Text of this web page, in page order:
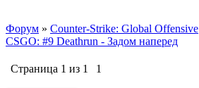
Форум » Counter-Strike: Global Offensive
CSGO: #9 Deathrun - Задом наперед
Страница 1 из 1 1